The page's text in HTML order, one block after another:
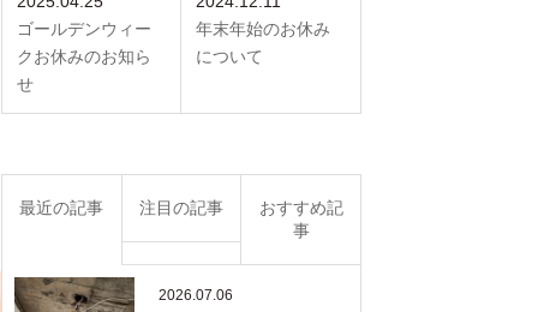
ゴールデンウィー
クお休みのお知ら
せ
年末年始のお休み
について
最近の記事 注目の記事
おすすめ記
事
2026.07.06